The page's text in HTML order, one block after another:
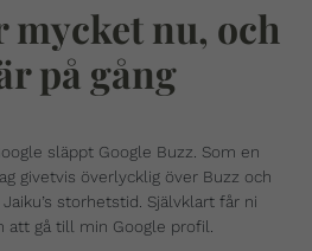
mycket nu, och
på gång
släppt Google Buzz. Som en
givetvis överlycklig över Buzz och
storhetstid. Självklart får ni
att gå till min Google profil.